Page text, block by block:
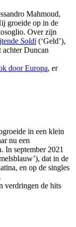
Mahmoud,
groeide op in de
Over zijn
Soldi (‘Geld’),
achter Duncan
door Europa, er
in een klein
nu een
In september 2021
dat in de
en op de singles
verdringen de hits